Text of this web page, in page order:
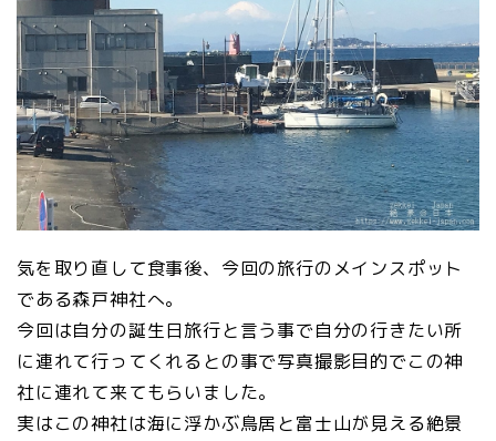
気を取り直して食事後、今回の旅行のメインスポット
である森戸神社へ。
今回は自分の誕生日旅行と言う事で自分の行きたい所
に連れて行ってくれるとの事で写真撮影目的でこの神
社に連れて来てもらいました。
実はこの神社は海に浮かぶ鳥居と富士山が見える絶景